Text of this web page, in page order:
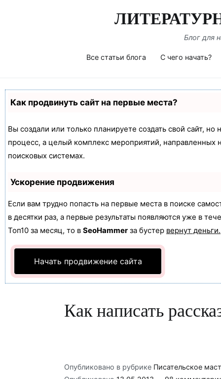
Блог для
Все статьи блога С чего начать?
Как продвинуть сайт на первые места?
Вы создали или только планируете создать свой сайт,
процесс, а целый комплекс мероприятий,
поисковых системах.
Ускорение продвижения
Если вам трудно попасть на первые места в поиске
в десятки раз, а первые результаты появляются уже в
Топ10 за месяц, то в SeoHammer за бустер вернут деньги.
Начать продвижение сайта
Как написать
Опубликовано в рубрике Писательское